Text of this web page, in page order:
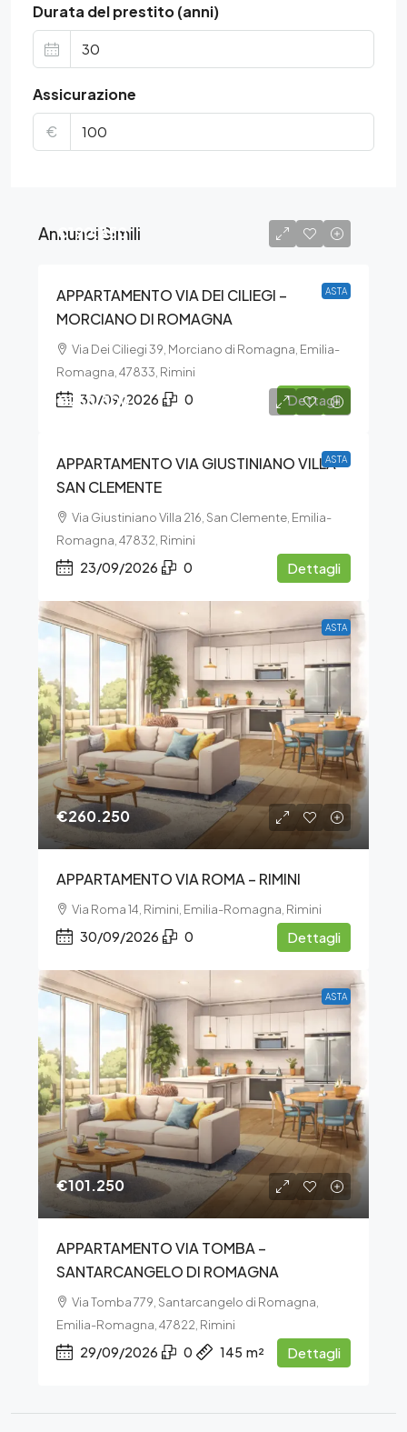
Durata del prestito (anni)
Assicurazione
€
Annunci Simili
ASTA
€190.350
APPARTAMENTO VIA DEI CILIEGI –
MORCIANO DI ROMAGNA
Via Dei Ciliegi 39, Morciano di Romagna, Emilia-
Romagna, 47833, Rimini
30/09/2026 0 Dettagli
ASTA
€268.500
APPARTAMENTO VIA GIUSTINIANO VILLA –
SAN CLEMENTE
Via Giustiniano Villa 216, San Clemente, Emilia-
Romagna, 47832, Rimini
23/09/2026 0 Dettagli
ASTA
€260.250
APPARTAMENTO VIA ROMA – RIMINI
Via Roma 14, Rimini, Emilia-Romagna, Rimini
30/09/2026 0 Dettagli
ASTA
€101.250
APPARTAMENTO VIA TOMBA –
SANTARCANGELO DI ROMAGNA
Via Tomba 779, Santarcangelo di Romagna,
Emilia-Romagna, 47822, Rimini
29/09/2026 0 145 m² Dettagli